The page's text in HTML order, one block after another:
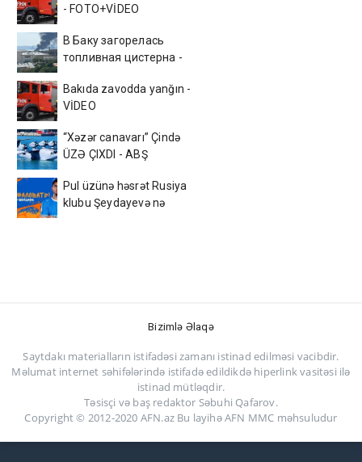
- FOTO+VİDEO
В Баку загорелась
топливная цистерна -
Bakıda zavodda yanğın -
VİDEO
“Xəzər canavarı” Çində
ÜZƏ ÇIXDI - ABŞ
Pul üzünə həsrət Rusiya
klubu Şeydayevə nə
Bizimlə Əlaqə
Saytdakı materialların istifadəsi zamanı istinad edilməsi vacibdir.
Məlumat internet səhifələrində istifadə edildikdə hiperlink vasitəsi ilə
istinad mütləqdir.
Təsisçi və baş redaktor Səbuhi Qafarov.
Copyright © 2012-2020 AFN.az Bu layihə AFN MMC məhsuludur